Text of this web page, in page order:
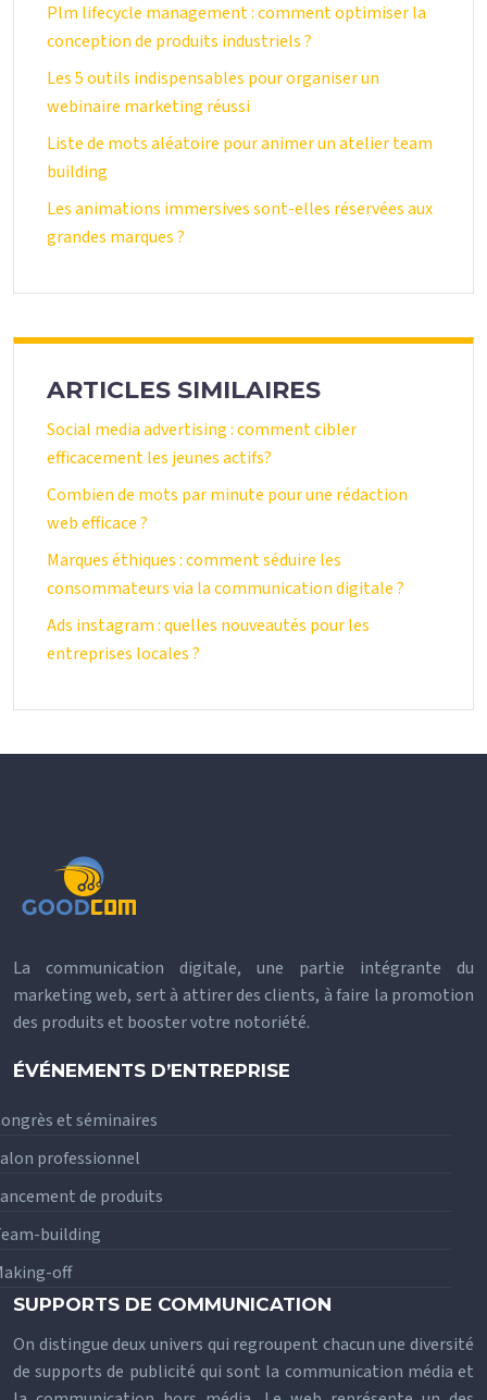
Plm lifecycle management : comment optimiser la
conception de produits industriels ?
Les 5 outils indispensables pour organiser un
webinaire marketing réussi
Liste de mots aléatoire pour animer un atelier team
building
Les animations immersives sont-elles réservées aux
grandes marques ?
ARTICLES SIMILAIRES
Social media advertising : comment cibler
efficacement les jeunes actifs?
Combien de mots par minute pour une rédaction
web efficace ?
Marques éthiques : comment séduire les
consommateurs via la communication digitale ?
Ads instagram : quelles nouveautés pour les
entreprises locales ?
La communication digitale, une partie intégrante du
marketing web, sert à attirer des clients, à faire la promotion
des produits et booster votre notoriété.
ÉVÉNEMENTS D’ENTREPRISE
et séminaires
professionnel
de produits
building
off
SUPPORTS DE COMMUNICATION
On distingue deux univers qui regroupent chacun une diversité
de supports de publicité qui sont la communication média et